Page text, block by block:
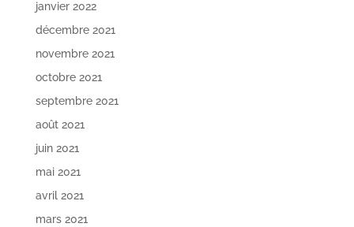
janvier 2022
décembre 2021
novembre 2021
octobre 2021
septembre 2021
août 2021
juin 2021
mai 2021
avril 2021
mars 2021